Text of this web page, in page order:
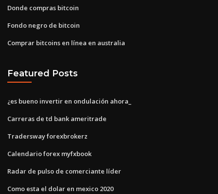
Donde compras bitcoin
Fondo negro de bitcoin
Comprar bitcoins en línea en australia
Featured Posts
¿es bueno invertir en ondulación ahora_
Carreras de td bank ameritrade
Tradersway forexbrokerz
Calendario forex myfxbook
Radar de pulso de comerciante líder
Como esta el dolar en mexico 2020